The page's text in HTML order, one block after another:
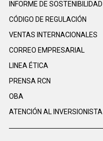
INFORME DE SOSTENIBILIDAD
CÓDIGO DE REGULACIÓN
VENTAS INTERNACIONALES
CORREO EMPRESARIAL
LINEA ÉTICA
PRENSA RCN
OBA
ATENCIÓN AL INVERSIONISTA